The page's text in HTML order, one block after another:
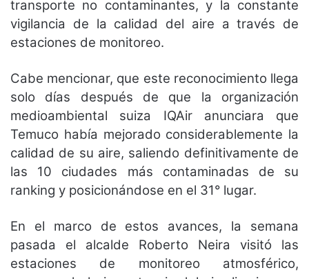
transporte no contaminantes, y la constante
vigilancia de la calidad del aire a través de
estaciones de monitoreo.
Cabe mencionar, que este reconocimiento llega
solo días después de que la organización
medioambiental suiza IQAir anunciara que
Temuco había mejorado considerablemente la
calidad de su aire, saliendo definitivamente de
las 10 ciudades más contaminadas de su
ranking y posicionándose en el 31° lugar.
En el marco de estos avances, la semana
pasada el alcalde Roberto Neira visitó las
estaciones de monitoreo atmosférico,